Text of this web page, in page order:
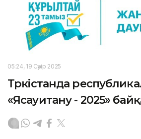
05:24, 19 Сәуір 2025
Түркістанда
«Ясауитану - 2025»